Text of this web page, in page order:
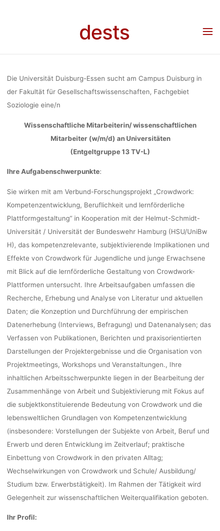
dests
AN DER
TV-
Stellenangebote: Wissenschaftliche Mitarbeiterin/
wissenschaftlichen Mitarbeiter (w/m/d) an der Universität Duisburg-Essen
Die Universität Duisburg-Essen sucht am Campus Duisburg in
der Fakultät für Gesellschaftswissenschaften, Fachgebiet
Soziologie eine/n
Wissenschaftliche Mitarbeiterin/ wissenschaftlichen
Mitarbeiter (w/m/d) an Universitäten
(Entgeltgruppe 13 TV-L)
Ihre Aufgabenschwerpunkte:
Sie wirken mit am Verbund-Forschungsprojekt „Crowdwork:
Kompetenzentwicklung, Beruflichkeit und lernförderliche
Plattformgestaltung“ in Kooperation mit der Helmut-Schmidt-
Universität / Universität der Bundeswehr Hamburg (HSU/UniBw
H), das kompetenzrelevante, subjektivierende Implikationen und
Effekte von Crowdwork für Jugendliche und junge Erwachsene
mit Blick auf die lernförderliche Gestaltung von Crowdwork-
Plattformen untersucht. Ihre Arbeitsaufgaben umfassen die
Recherche, Erhebung und Analyse von Literatur und aktuellen
Daten; die Konzeption und Durchführung der empirischen
Datenerhebung (Interviews, Befragung) und Datenanalysen; das
Verfassen von Publikationen, Berichten und praxisorientierten
Darstellungen der Projektergebnisse und die Organisation von
Projektmeetings, Workshops und Veranstaltungen., Ihre
inhaltlichen Arbeitsschwerpunkte liegen in der Bearbeitung der
Zusammenhänge von Arbeit und Subjektivierung mit Fokus auf
die subjektkonstituierende Bedeutung von Crowdwork und die
lebensweltlichen Grundlagen von Kompetenzentwicklung
(insbesondere: Vorstellungen der Subjekte von Arbeit, Beruf und
Erwerb und deren Entwicklung im Zeitverlauf; praktische
Einbettung von Crowdwork in den privaten Alltag;
Wechselwirkungen von Crowdwork und Schule/ Ausbildung/
Studium bzw. Erwerbstätigkeit). Im Rahmen der Tätigkeit wird
Gelegenheit zur wissenschaftlichen Weiterqualifikation geboten.
Ihr Profil: